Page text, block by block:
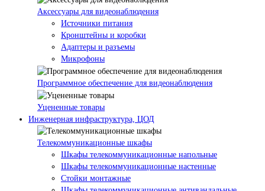
Аксессуары для видеонаблюдения
Источники питания
Кронштейны и коробки
Адаптеры и разъемы
Микрофоны
Программное обеспечение для видеонаблюдения
Уцененные товары
Инженерная инфраструктура, ЦОД
Телекоммуникационные шкафы
Шкафы телекоммуникационные напольные
Шкафы телекоммуникационные настенные
Стойки монтажные